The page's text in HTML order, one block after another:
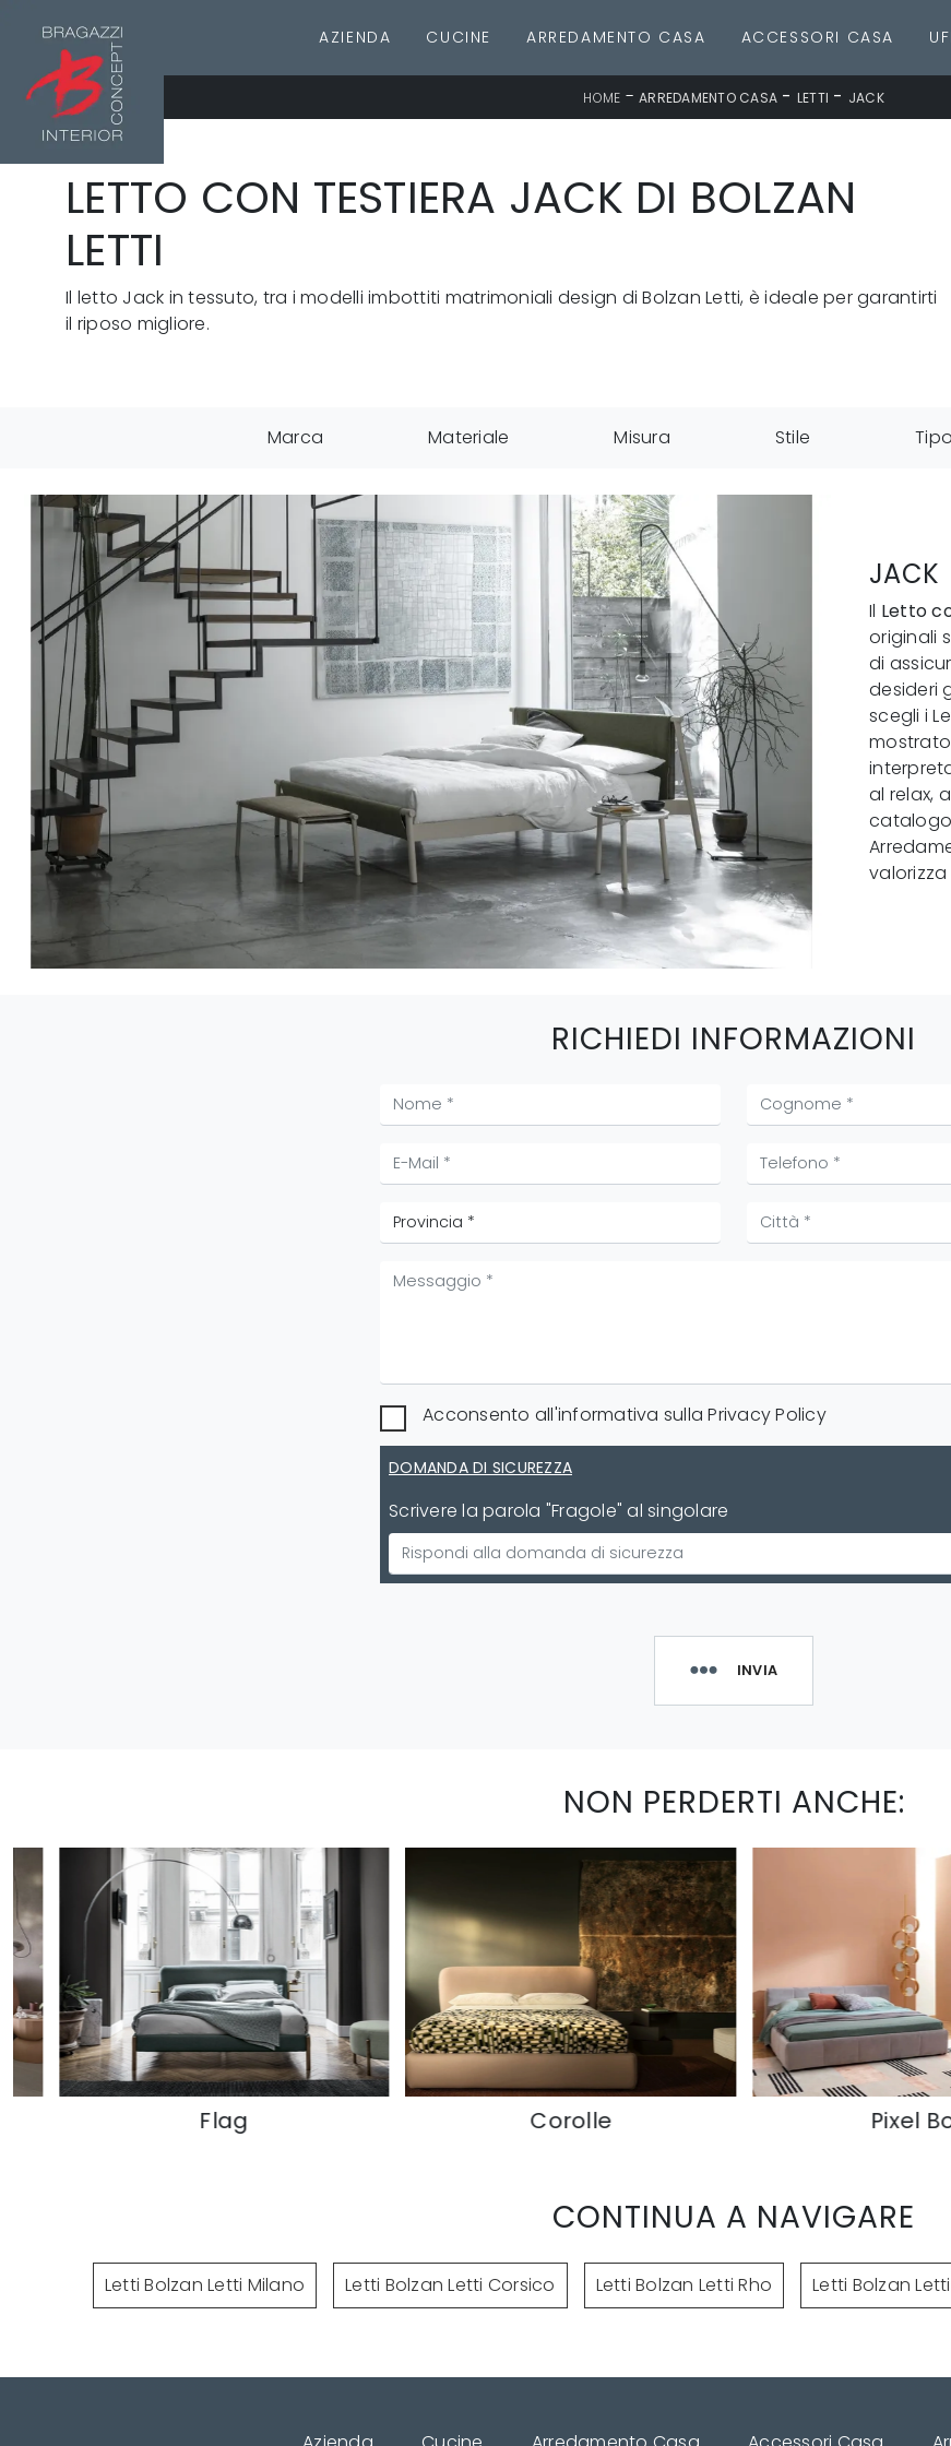
AZIENDA CUCINE ARREDAMENTO CASA ACCESSORI CASA
HOME - ARREDAMENTO CASA - LETTI - JACK
LETTO CON TESTIERA JACK DI BOLZAN
LETTI
Il letto Jack in tessuto, tra i modelli imbottiti matrimoniali design di Bolzan Letti, è ideale per garantirti
il riposo migliore.
Marca Materiale Misura Stile
JACK
Il Letto
originali
di
desideri
scegli i
al relax,
RICHIEDI INFORMAZIONI
Acconsento all'informativa sullaPrivacy Policy
DOMANDA DI SICUREZZA
Scrivere la parola "Fragole" al singolare
INVIA
NON PERDERTI ANCHE:
CONTINUA A NAVIGARE
Letti Bolzan Letti Milano Letti Bolzan Letti Corsico Letti Bolzan Letti Rho Letti Bolzan